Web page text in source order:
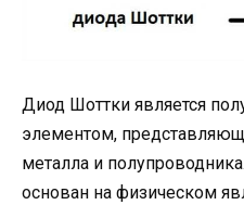
Диод Шоттки является
элементом,
металла и
основан на физическом